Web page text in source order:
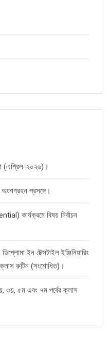
(এপ্রিল-২০২৬)।
প্রসঙ্গে।
কার্যক্রমে বিষয় নির্বাচন
ইন টেক্সটাইল ইঞ্জিনিয়ারিং
রুটিন (সংশোধিত)।
৩য়, ৫ম এবং ৭ম পর্বের ক্লাস